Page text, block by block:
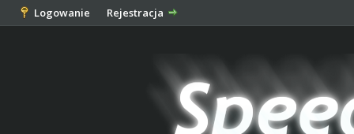
Logowanie Rejestracja